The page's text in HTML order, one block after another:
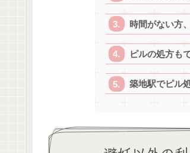
時間がない方
ピルの処方も
築地駅でピル